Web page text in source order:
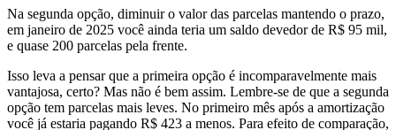
Na segunda opção, diminuir o valor das parcelas mantendo o prazo,
em janeiro de 2025 você ainda teria um saldo devedor de R$ 95 mil,
e quase 200 parcelas pela frente.
Isso leva a pensar que a primeira opção é incomparavelmente mais
vantajosa, certo? Mas não é bem assim. Lembre-se de que a segunda
opção tem parcelas mais leves. No primeiro mês após a amortização
você já estaria pagando R$ 423 a menos. Para efeito de comparação,